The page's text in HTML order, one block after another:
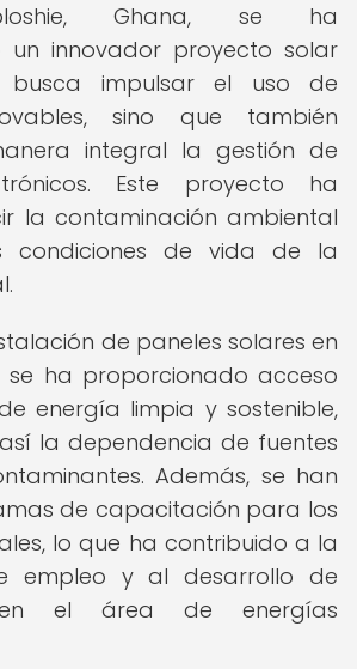
Ghana, se ha
un innovador proyecto solar
impulsar el uso de
sino que también
integral la gestión de
Este proyecto ha
la contaminación ambiental
condiciones de vida de la
de paneles solares en
se ha proporcionado acceso
energía limpia y sostenible,
la dependencia de fuentes
Además, se han
de capacitación para los
lo que ha contribuido a la
empleo y al desarrollo de
en el área de energías